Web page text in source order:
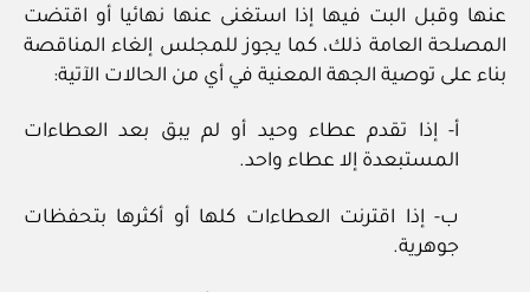
عنها وقبل البت فيها إذا استغنى عنها نهائيا أو اقتضت
المصلحة العامة ذلك، كما يجوز للمجلس إلغاء المناقصة
بناء على توصية الجهة المعنية في أي من الحالات الآتية:
أ- إذا تقدم عطاء وحيد أو لم يبق بعد العطاءات
المستبعدة إلا عطاء واحد.
ب- إذا اقترنت العطاءات كلها أو أكثرها بتحفظات
جوهرية.